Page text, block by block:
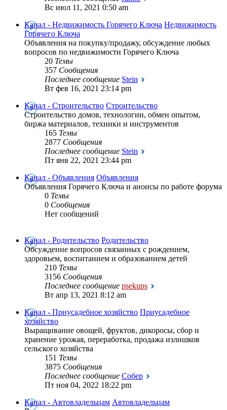
Вс июл 11, 2021 0:50 am
Канал - Недвижимость Горячего Ключа Недвижимость
Горячего Ключа
Объявления на покупку/продажу, обсуждение любых
вопросов по недвижимости Горячего Ключа
20 Темы
357 Сообщения
Последнее сообщение Stein
Вт фев 16, 2021 23:14 pm
Канал - Строительство Строительство
Строительство домов, технологии, обмен опытом,
биржа материалов, техники и инструментов
165 Темы
2877 Сообщения
Последнее сообщение Stein
Пт янв 22, 2021 23:44 pm
Канал - Объявления Объявления
Объявления Горячего Ключа и анонсы по работе форума
0 Темы
0 Сообщения
Нет сообщений
Канал - Родительство Родительство
Обсуждение вопросов связанных с рождением,
здоровьем, воспитанием и образованием детей
210 Темы
3156 Сообщения
Последнее сообщение psekups
Вт апр 13, 2021 8:12 am
Канал - Приусадебное хозяйство Приусадебное
хозяйство
Выращивание овощей, фруктов, дикоросы, сбор и
хранение урожая, переработка, продажа излишков
сельского хозяйства
151 Темы
3875 Сообщения
Последнее сообщение Собер
Пт ноя 04, 2022 18:22 pm
Канал - Автовладельцам Автовладельцам